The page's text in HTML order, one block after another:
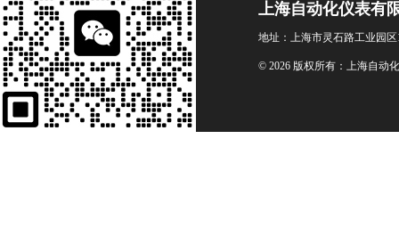
上海自动化仪表有
地址：上海市灵石路工业园区
© 2026 版权所有：上海自动